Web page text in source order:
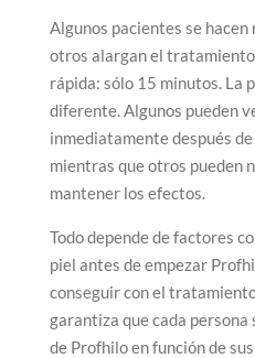
Algunos pacientes se
otros alargan el tratamiento
rápida: sólo 15 minutos. La
diferente. Algunos pueden
inmediatamente después
mientras que otros pueden
mantener los efectos.
Todo depende de factores
piel antes de empezar
conseguir con el
garantiza que cada
de Profhilo en función de